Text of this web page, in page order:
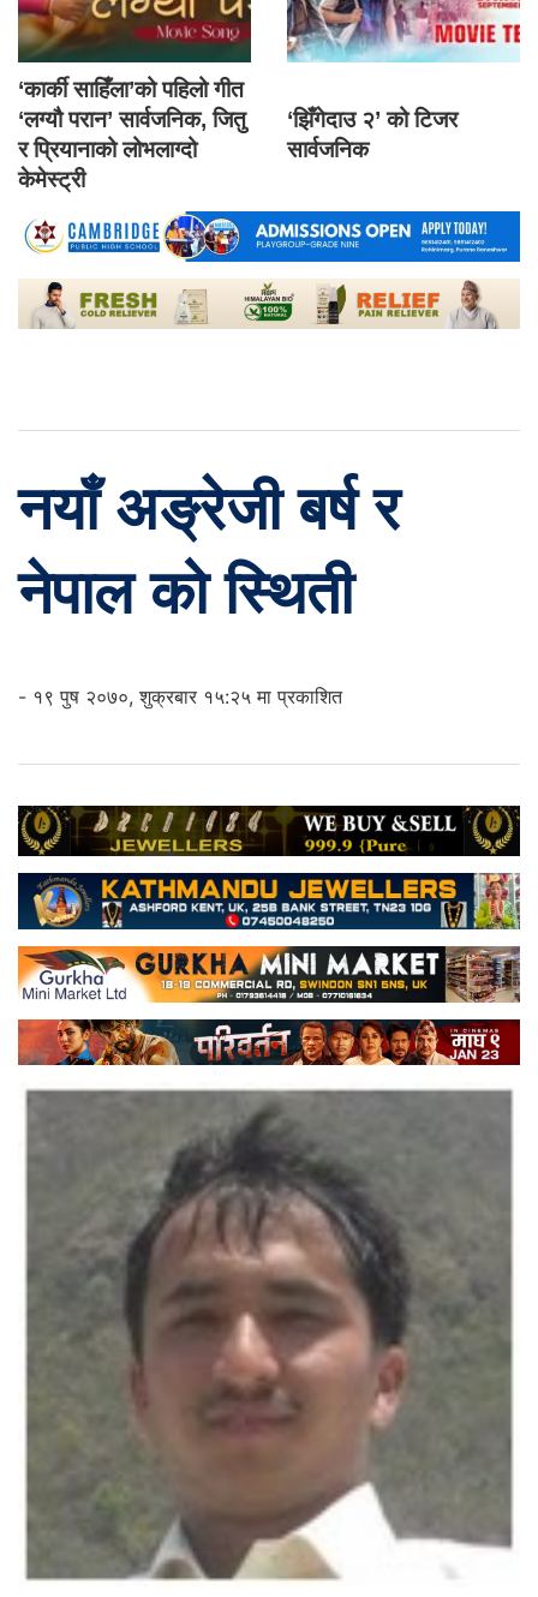
‘कार्की साहिँला’को पहिलो गीत
‘लग्यौ परान’ सार्वजनिक, जितु
र प्रियानाको लोभलाग्दो
केमेस्ट्री
‘झिँगेदाउ २’ को टिजर
सार्वजनिक
नयाँ अङ्रेजी बर्ष र
नेपाल को स्थिती
- १९ पुष २०७०, शुक्रबार १५:२५ मा प्रकाशित